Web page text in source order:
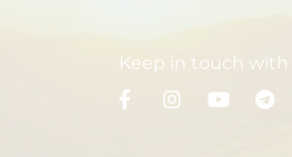
Keep in touch with